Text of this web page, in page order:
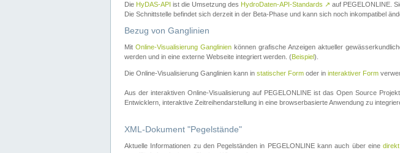
Die HyDAS-API ist die Umsetzung des HydroDaten-API-Standards ↗ auf PEGELONLINE.
Die Schnittstelle befindet sich derzeit in der Beta-Phase und kann sich noch inkompatibel
Bezug von Ganglinien
MitOnline-Visualisierung Ganglinien können grafische Anzeigen aktueller
werden und in eine externe Webseite integriert werden. (Beispiel).
Die Online-Visualisierung Ganglinien kann in statischer Form oder in interaktiver Form
Aus der interaktiven Online-Visualisierung auf PEGELONLINE ist das Open Source Projekt
Entwicklern, interaktive Zeitreihendarstellung in eine browserbasierte Anwendung zu
XML-Dokument "Pegelstände"
Aktuelle Informationen zu den Pegelständen in PEGELONLINE kann auch über eine